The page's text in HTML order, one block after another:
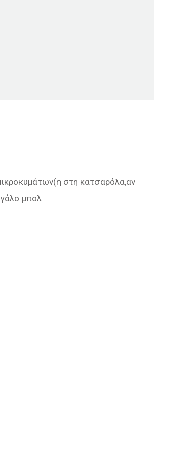
στη κατσαρόλα,αν
μπολ